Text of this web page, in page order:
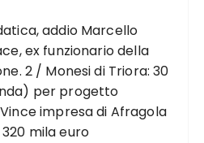
addio Marcello
ex funzionario della
2 / Monesi di Triora: 30
per progetto
impresa di Afragola
mila euro